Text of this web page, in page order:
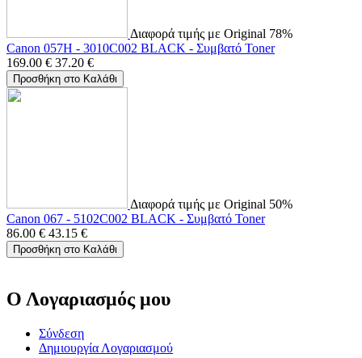
Διαφορά τιμής με Original 78%
Canon 057H - 3010C002 BLACK - Συμβατό Toner
169.00 € 37.20 €
Προσθήκη στο Καλάθι
Διαφορά τιμής με Original 50%
Canon 067 - 5102C002 BLACK - Συμβατό Toner
86.00 € 43.15 €
Προσθήκη στο Καλάθι
Ο Λογαριασμός μου
Σύνδεση
Δημιουργία Λογαριασμού